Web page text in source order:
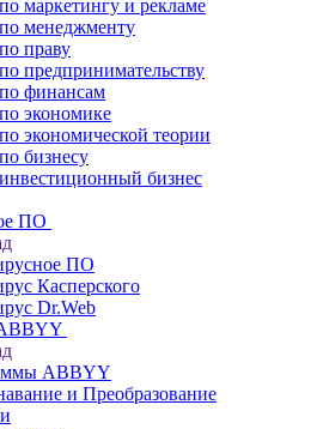
маркетингу и рекламе
менеджменту
праву
предпринимательству
финансам
экономике
экономической теории
бизнесу
бизнес
ПО
ПО
Касперского
Dr.Web
ABBYY
и Преобразование